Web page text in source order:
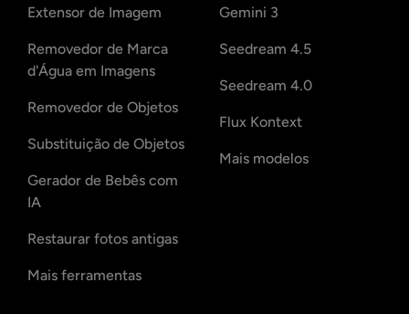
Extensor de Imagem
Removedor de Marca
d'Água em Imagens
Removedor de Objetos
Substituição de Objetos
Gerador de Bebês com
IA
Restaurar fotos antigas
Mais ferramentas
Gemini 3
Seedream 4.5
Seedream 4.0
Flux Kontext
Mais modelos